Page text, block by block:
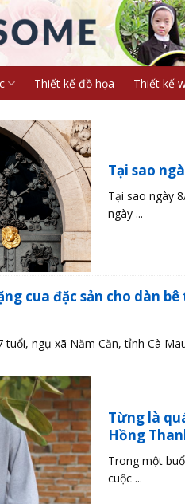
Thiết kế đồ họa Thiết kế
Tại sao
Tại sao ngày
ngày ...
cua đặc sản cho dàn
ngụ xã Năm Căn, tỉnh Cà
Từng là
Hồng
Trong một
cuộc ...